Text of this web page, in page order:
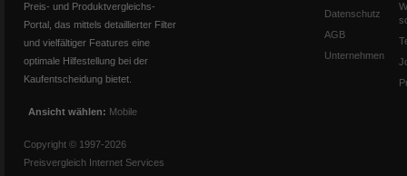
Preis- und Produktvergleichs-
Portal, das mittels detaillierter Filter
und vielfältiger Features eine
optimale Hilfestellung bei der
Kaufentscheidung bietet.
Ansicht wählen: Mobile
Copyright © 1997-2026
Preisvergleich Internet Services
Datenschutz
AGB
Unternehmen